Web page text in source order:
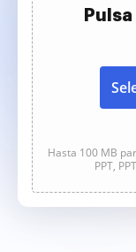
Hasta 100 MB
PPT,